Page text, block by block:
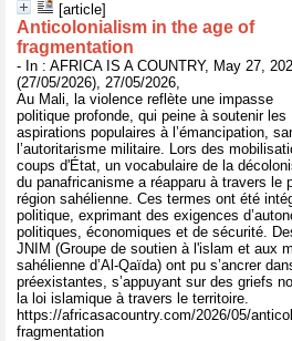
[article]
Anticolonialism in the age of
fragmentation
- In : AFRICA IS A COUNTRY, May 27,
(27/05/2026), 27/05/2026,
Au Mali, la violence reflète une impasse
politique profonde, qui peine à soutenir les
aspirations populaires à l’émancipation,
l’autoritarisme militaire. Lors des
coups d'État, un vocabulaire de la
du panafricanisme a réapparu à travers le
région sahélienne. Ces termes ont été
politique, exprimant des exigences
politiques, économiques et de sécurité.
JNIM (Groupe de soutien à l'islam et aux
sahélienne d’Al-Qaïda) ont pu s’ancrer
préexistantes, s’appuyant sur des griefs
la loi islamique à travers le territoire.
https://africasacountry.com/2026/05/
fragmentation